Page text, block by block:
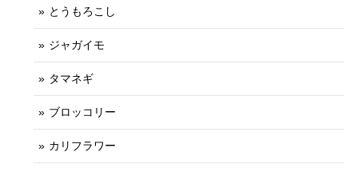
とうもろこし
ジャガイモ
タマネギ
ブロッコリー
カリフラワー